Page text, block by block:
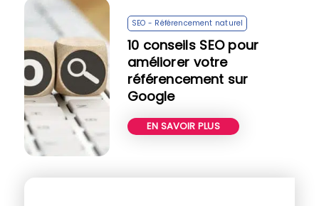
SEO - Référencement naturel
10 conseils SEO pour
améliorer votre
référencement sur
Google
EN SAVOIR PLUS